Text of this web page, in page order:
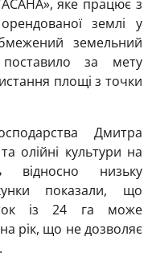
яке працює з
землі у
земельний
за мету
площі з точки
Дмитра
олійні культури на
відносно низьку
показали, що
із 24 га може
рік, що не дозволяє